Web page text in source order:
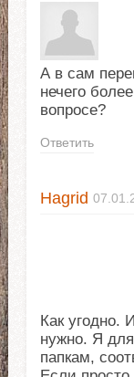
А в сам
нечего
вопросе?
Ответить
Hagrid
Как угодно.
нужно. Я
папкам,